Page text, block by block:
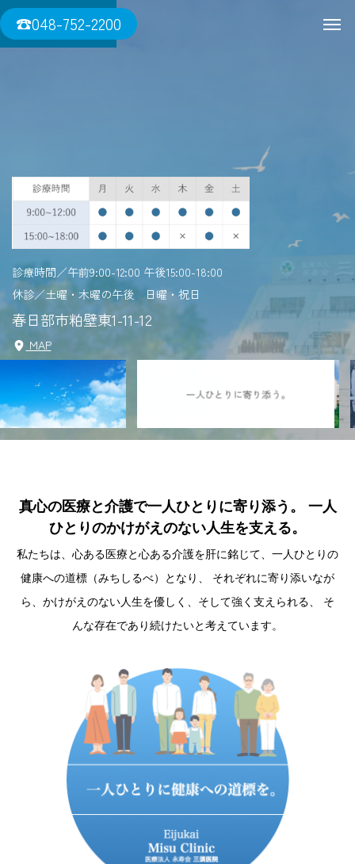
三須医院
☎048-752-2200
診療時間／午前9:00-12:00 午後15:00-18:00
休診／土曜・木曜の午後 日曜・祝日
春日部市粕壁東1-11-12
MAP
診療時間／午前9:00-12:00 午後15:00-18:00
休診／土曜・木曜の午後 日曜・祝日
春日部市粕壁東1-11-12
MAP
診療時間／午前9:00-12:00 午後15:00-18:00
休診／土曜・木曜の午後 日曜・祝日
春日部市粕壁東1-11-12
MAP
診療時間／午前9:00-12:00 午後15:00-18:00
休診／土曜・木曜の午後 日曜・祝日
春日部市粕壁東1-11-12
MAP
一人ひとりに寄り添う。
真心の医療と介護で一人ひとりに寄り添う。
一人
ひとりのかけがえのない人生を支える。
私たちは、心ある医療と心ある介護を肝に銘じて、一人ひとりの
健康への道標（みちしるべ）となり、
それぞれに寄り添いなが
ら、かけがえのない人生を優しく、そして強く支えられる、
そ
んな存在であり続けたいと考えています。